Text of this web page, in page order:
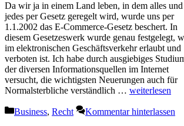
Da wir ja in einem Land leben, in dem alles und
jedes per Gesetz geregelt wird, wurde uns per
1.1.2002 das E-Commerce-Gesetz beschert. In
diesem Gesetzeswerk wurde genau festgelegt,
im elektronischen Geschäftsverkehr erlaubt und
verboten ist. Ich habe durch ausgiebiges
der diversen Informationsquellen im Internet
versucht, die wichtigsten Neuerungen auch für
Normalsterbliche verständlich … weiterlesen
Kategorien
Business, Recht Kommentar hinterlassen